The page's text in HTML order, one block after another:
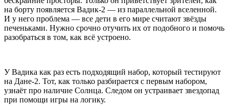
на борту появляется Вадик-2 — из параллельной вселенной.
И у него проблема — все дети в его мире считают звёзды
печеньками. Нужно срочно отучить их от подобного и помочь
разобраться в том, как всё устроено.
У Вадика как раз есть подходящий набор, который тестируют
на Дане-2. Тот, как только разбирается с первым набором,
узнаёт про наличие Солнца. Следом он устраивает звездопад
при помощи игры на логику.